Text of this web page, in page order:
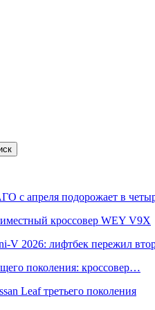
с апреля подорожает в
кроссовер WEY V9X
V 2026: лифтбек пережил
поколения: кроссовер…
Leaf третьего поколения